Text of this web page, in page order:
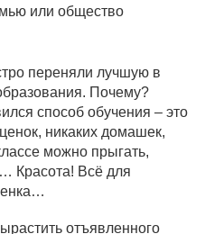
или общество
переняли лучшую в
Почему?
способ обучения – это
никаких домашек,
можно прыгать,
Красота! Всё для
отъявленного